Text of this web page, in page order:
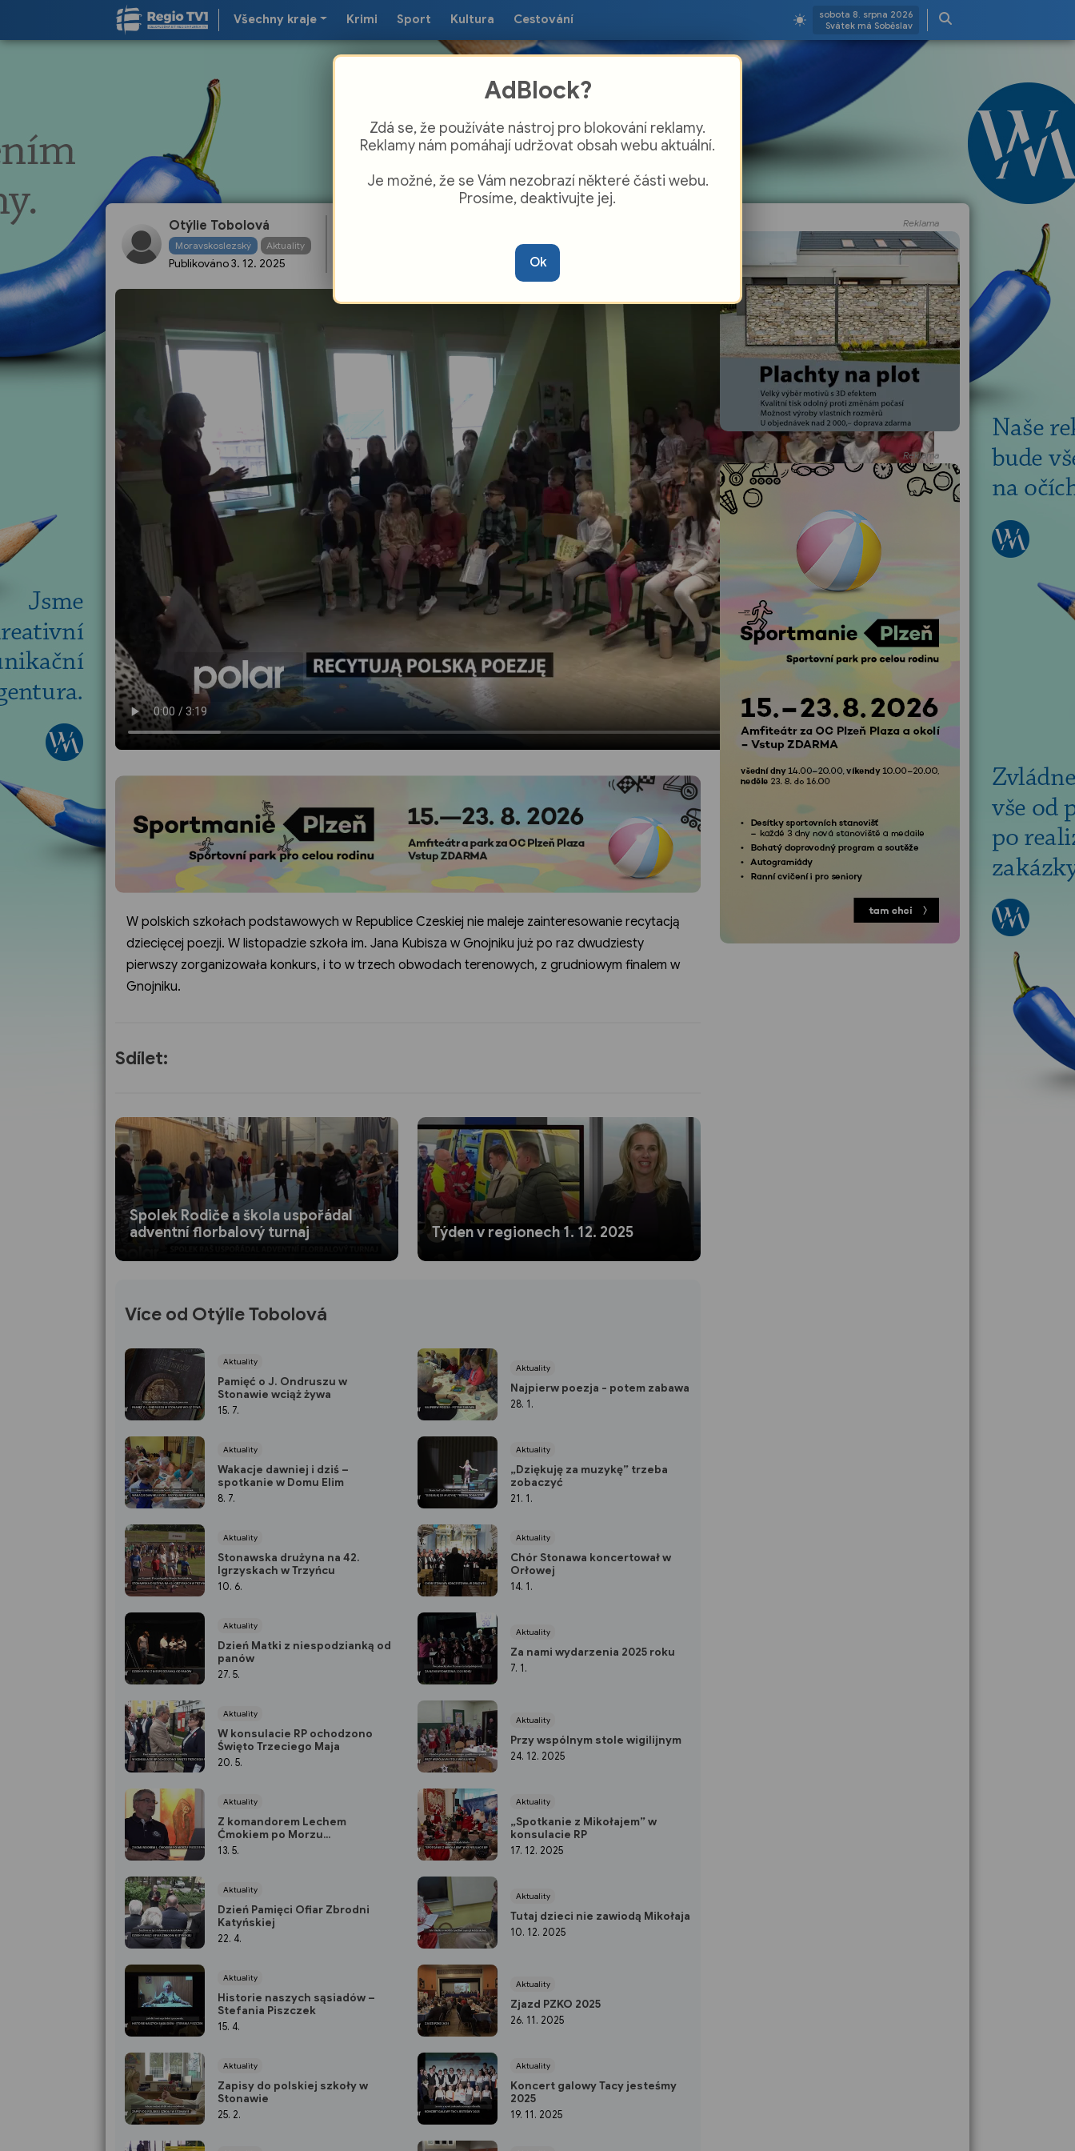
Všechny kraje Krimi Sport Kultura Cestování
sobota 8. srpna 2026
Svátek má Soběslav
Otýlie Tobolová
Moravskoslezský Aktuality
Publikováno3. 12. 2025
Recytowali polską poezję
W polskich szkołach podstawowych w Republice Czeskiej nie maleje zainteresowanie recytacją
dziecięcej poezji. W listopadzie szkoła im. Jana Kubisza w Gnojniku już po raz dwudziesty
pierwszy zorganizowała konkurs, i to w trzech obwodach terenowych, z grudniowym finalem w
Gnojniku.
Sdílet:
Spolek Rodiče a škola uspořádal
adventní florbalový turnaj
Týden v regionech 1. 12. 2025
Více od Otýlie Tobolová
Aktuality
Pamięć o J. Ondruszu w
Stonawie wciąż żywa
15. 7.
Aktuality
Wakacje dawniej i dziś –
spotkanie w Domu Elim
8. 7.
Aktuality
Stonawska drużyna na 42.
Igrzyskach w Trzyńcu
10. 6.
Aktuality
Dzień Matki z niespodzianką od
panów
27. 5.
Aktuality
W konsulacie RP ochodzono
Święto Trzeciego Maja
20. 5.
Aktuality
Z komandorem Lechem
Ćmokiem po Morzu
Środziemnym
13. 5.
Aktuality
Dzień Pamięci Ofiar Zbrodni
Katyńskiej
22. 4.
Aktuality
Historie naszych sąsiadów –
Stefania Piszczek
15. 4.
Aktuality
Zapisy do polskiej szkoły w
Stonawie
25. 2.
Aktuality
Najpierw poezja - potem zabawa
28. 1.
Aktuality
„Dziękuję za muzykę” trzeba
zobaczyć
21. 1.
Aktuality
Chór Stonawa koncertował w
Orłowej
14. 1.
Aktuality
Za nami wydarzenia 2025 roku
7. 1.
Aktuality
Przy wspólnym stole wigilijnym
24. 12. 2025
Aktuality
„Spotkanie z Mikołajem” w
konsulacie RP
17. 12. 2025
Aktuality
Tutaj dzieci nie zawiodą Mikołaja
10. 12. 2025
Aktuality
Zjazd PZKO 2025
26. 11. 2025
Aktuality
Koncert galowy Tacy jesteśmy
2025
19. 11. 2025
Reklama
Reklama
AdBlock?
Zdá se, že používáte nástroj pro blokování reklamy.
Reklamy nám pomáhají udržovat obsah webu aktuální.
Je možné, že se Vám nezobrazí některé části webu.
Prosíme, deaktivujte jej.
Ok